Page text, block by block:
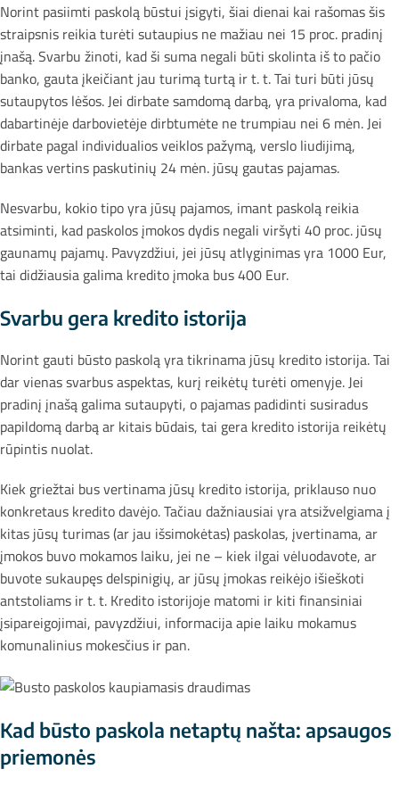
Norint pasiimti paskolą būstui įsigyti, šiai dienai kai rašomas šis
straipsnis reikia turėti sutaupius ne mažiau nei 15 proc. pradinį
įnašą. Svarbu žinoti, kad ši suma negali būti skolinta iš to pačio
banko, gauta įkeičiant jau turimą turtą ir t. t. Tai turi būti jūsų
sutaupytos lėšos. Jei dirbate samdomą darbą, yra privaloma, kad
dabartinėje darbovietėje dirbtumėte ne trumpiau nei 6 mėn. Jei
dirbate pagal individualios veiklos pažymą, verslo liudijimą,
bankas vertins paskutinių 24 mėn. jūsų gautas pajamas.
Nesvarbu, kokio tipo yra jūsų pajamos, imant paskolą reikia
atsiminti, kad paskolos įmokos dydis negali viršyti 40 proc. jūsų
gaunamų pajamų. Pavyzdžiui, jei jūsų atlyginimas yra 1000 Eur,
tai didžiausia galima kredito įmoka bus 400 Eur.
Svarbu gera kredito istorija
Norint gauti būsto paskolą yra tikrinama jūsų kredito istorija. Tai
dar vienas svarbus aspektas, kurį reikėtų turėti omenyje. Jei
pradinį įnašą galima sutaupyti, o pajamas padidinti susiradus
papildomą darbą ar kitais būdais, tai gera kredito istorija reikėtų
rūpintis nuolat.
Kiek griežtai bus vertinama jūsų kredito istorija, priklauso nuo
konkretaus kredito davėjo. Tačiau dažniausiai yra atsižvelgiama į
kitas jūsų turimas (ar jau išsimokėtas) paskolas, įvertinama, ar
įmokos buvo mokamos laiku, jei ne – kiek ilgai vėluodavote, ar
buvote sukaupęs delspinigių, ar jūsų įmokas reikėjo išieškoti
antstoliams ir t. t. Kredito istorijoje matomi ir kiti finansiniai
įsipareigojimai, pavyzdžiui, informacija apie laiku mokamus
komunalinius mokesčius ir pan.
Kad būsto paskola netaptų našta: apsaugos
priemonės